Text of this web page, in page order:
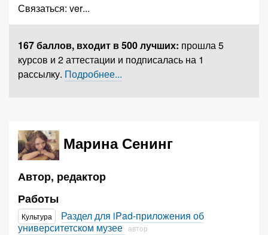
Связаться: ver...
167 баллов, входит в 500 лучших: прошла 5
курсов и 2 аттестации и подписалась на 1
рассылку. Подробнее...
Марина Сенинг
Автор, редактор
Работы
Культура
Раздел для iPad-приложения об
университетском музее автор